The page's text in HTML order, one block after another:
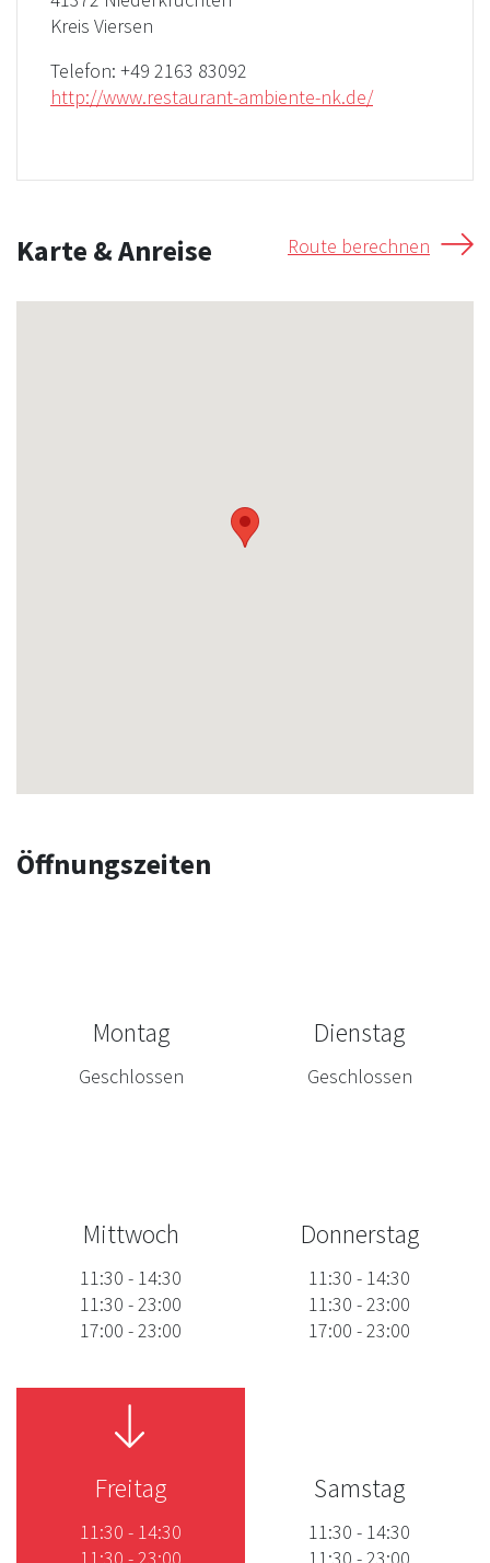
Kreis Viersen
Telefon: +49 2163 83092
http://www.restaurant-ambiente-nk.de/
Karte & Anreise Route berechnen
Öffnungszeiten
Montag
Geschlossen
Dienstag
Geschlossen
Mittwoch
11:30 - 14:30
11:30 -23:00
17:00 -23:00
Donnerstag
11:30 - 14:30
11:30 -23:00
17:00 -23:00
Freitag
11:30 - 14:30
Samstag
11:30 - 14:30